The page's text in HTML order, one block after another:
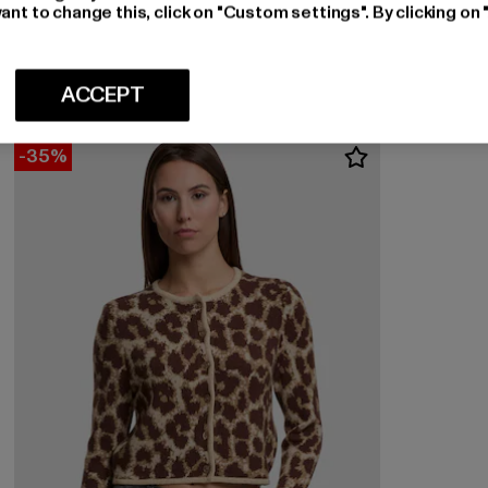
Bosa Structured
-35%
to change this, click on "Custom settings". By clicking
ACCEPT